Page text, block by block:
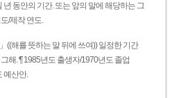
년 동안의 기간. 또는 앞의 말에 해당하는 그
/제작 연도.
((해를 뜻하는 말 뒤에 쓰여)) 일정한 기간
해. ¶ 1985년도 출생자/1970년도 졸업
예산안.